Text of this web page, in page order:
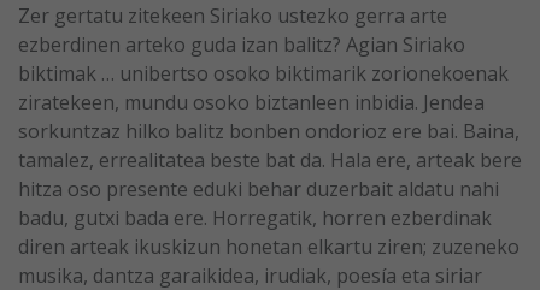
Zer gertatu zitekeen Siriako ustezko gerra arte
ezberdinen arteko guda izan balitz? Agian Siriako
biktimak … unibertso osoko biktimarik zorionekoenak
ziratekeen, mundu osoko biztanleen inbidia. Jendea
sorkuntzaz hilko balitz bonben ondorioz ere bai. Baina,
tamalez, errealitatea beste bat da. Hala ere, arteak bere
hitza oso presente eduki behar duzerbait aldatu nahi
badu, gutxi bada ere. Horregatik, horren ezberdinak
diren arteak ikuskizun honetan elkartu ziren; zuzeneko
musika, dantza garaikidea, irudiak, poesía eta siriar